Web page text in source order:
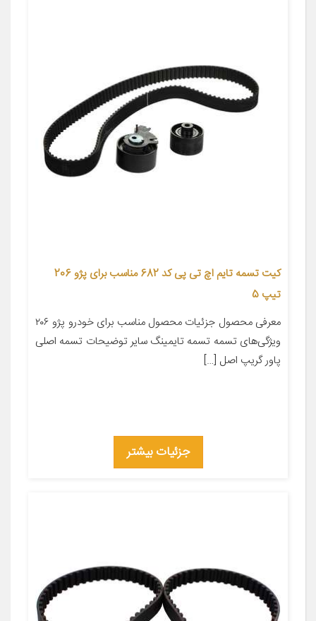
کیت تسمه تایم اچ تی پی کد 682 مناسب برای پژو 206
تیپ 5
معرفی محصول جزئیات محصول مناسب برای خودرو پژو ۲۰۶
ویژگی‌های تسمه تسمه تایمینگ سایر توضیحات تسمه اصلی
پاور گریپ اصل […]
جزئیات بیشتر